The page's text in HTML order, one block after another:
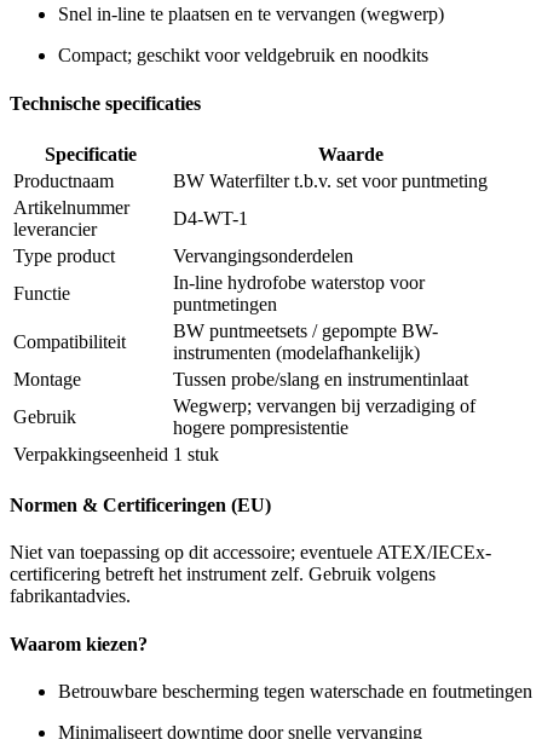
Snel in-line te plaatsen en te vervangen (wegwerp)
Compact; geschikt voor veldgebruik en noodkits
Technische specificaties
Specificatie
Waarde
Productnaam
BW Waterfilter t.b.v. set voor puntmeting
Artikelnummer
leverancier
D4-WT-1
Type product
Vervangingsonderdelen
Functie
In-line hydrofobe waterstop voor
puntmetingen
Compatibiliteit
BW puntmeetsets / gepompte BW-
instrumenten (modelafhankelijk)
Montage
Tussen probe/slang en instrumentinlaat
Gebruik
Wegwerp; vervangen bij verzadiging of
hogere pompresistentie
Verpakkingseenheid 1 stuk
Normen & Certificeringen (EU)
Niet van toepassing op dit accessoire; eventuele ATEX/IECEx-
certificering betreft het instrument zelf. Gebruik volgens
fabrikantadvies.
Waarom kiezen?
Betrouwbare bescherming tegen waterschade en foutmetingen
Minimaliseert downtime door snelle vervanging